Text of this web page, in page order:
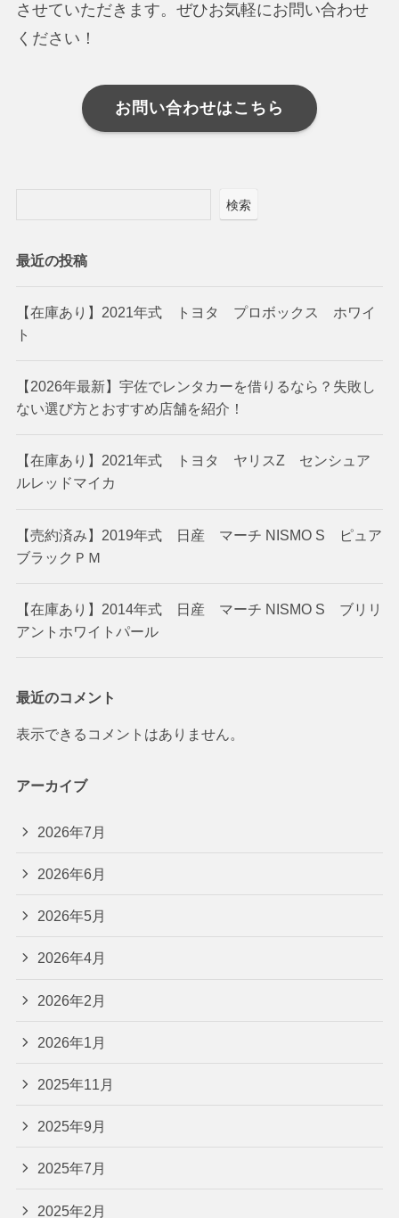
させていただきます。ぜひお気軽にお問い合わせ
ください！
お問い合わせはこちら
検索
最近の投稿
【在庫あり】2021年式 トヨタ プロボックス ホワイ
ト
【2026年最新】宇佐でレンタカーを借りるなら？失敗し
ない選び方とおすすめ店舗を紹介！
【在庫あり】2021年式 トヨタ ヤリスZ センシュア
ルレッドマイカ
【売約済み】2019年式 日産 マーチ NISMO S ピュア
ブラックＰＭ
【在庫あり】2014年式 日産 マーチ NISMO S ブリリ
アントホワイトパール
最近のコメント
表示できるコメントはありません。
アーカイブ
2026年7月
2026年6月
2026年5月
2026年4月
2026年2月
2026年1月
2025年11月
2025年9月
2025年7月
2025年2月